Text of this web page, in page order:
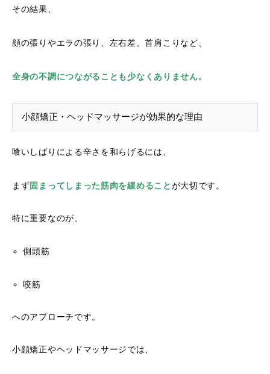
その結果、
顔の張りやエラの張り、左右差、首肩こりなど、
全身の不調につながることも少なくありません。
小顔矯正・ヘッドマッサージが効果的な理由
喰いしばりによる辛さを和らげるには、
まず固まってしまった筋肉を緩めることが大切です。
特に重要なのが、
側頭筋
咬筋
へのアプローチです。
小顔矯正やヘッドマッサージでは、